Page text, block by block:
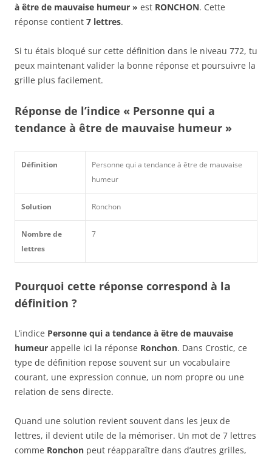
à être de mauvaise humeur » est RONCHON. Cette
réponse contient 7 lettres.
Si tu étais bloqué sur cette définition dans le niveau 772, tu
peux maintenant valider la bonne réponse et poursuivre la
grille plus facilement.
Réponse de l’indice « Personne qui a
tendance à être de mauvaise humeur »
Définition
Personne qui a tendance à être de mauvaise
humeur
Solution Ronchon
Nombre de
lettres
7
Pourquoi cette réponse correspond à la
définition ?
L’indice Personne qui a tendance à être de mauvaise
humeur appelle ici la réponse Ronchon. Dans Crostic, ce
type de définition repose souvent sur un vocabulaire
courant, une expression connue, un nom propre ou une
relation de sens directe.
Quand une solution revient souvent dans les jeux de
lettres, il devient utile de la mémoriser. Un mot de 7 lettres
comme Ronchon peut réapparaître dans d’autres grilles,